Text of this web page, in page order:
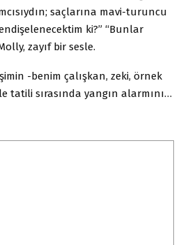
saçlarına mavi-turuncu
ki?” “Bunlar
zayıf bir sesle.
-benim çalışkan, zeki, örnek
tatili sırasında yangın alarmını…